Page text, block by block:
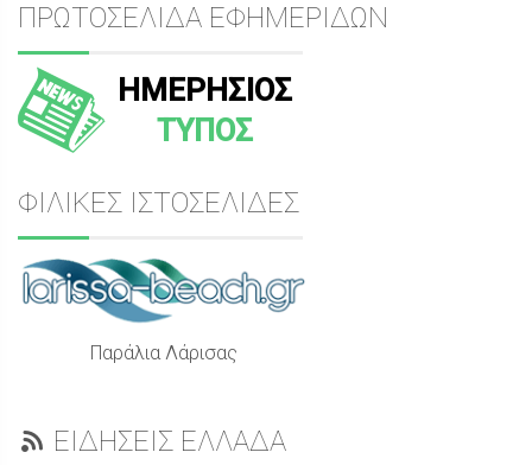
ΠΡΩΤΟΣΕΛΙΔΑ ΕΦΗΜΕΡΙΔΩΝ
ΗΜΕΡΗΣΙΟΣ
ΤΥΠΟΣ
ΦΙΛΙΚΕΣ ΙΣΤΟΣΕΛΙΔΕΣ
Παράλια Λάρισας
ΕΙΔΗΣΕΙΣ ΕΛΛΑΔΑ